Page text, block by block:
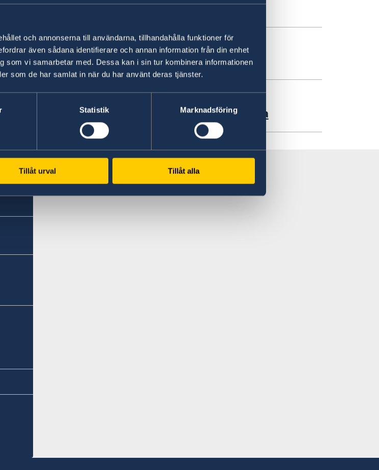
och annonserna till användarna, tillhandahålla funktioner för
även sådana identifierare och annan information från din enhet
som vi samarbetar med. Dessa kan i sin tur kombinera informationen
som de har samlat in när du har använt deras tjänster.
Statistik Marknadsföring
Tillåt urval Tillåt alla
будет закрыто 1 июля
закрыто 10 и 13 марта
работы на телефонной линии Посольства
12 »